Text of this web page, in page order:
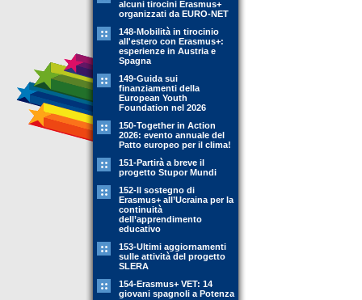
alcuni tirocini Erasmus+
organizzati da EURO-NET
148-Mobilità in tirocinio
all'estero con Erasmus+:
esperienze in Austria e
Spagna
149-Guida sui
finanziamenti della
European Youth
Foundation nel 2026
150-Together in Action
2026: evento annuale del
Patto europeo per il clima!
151-Partirà a breve il
progetto Stupor Mundi
152-Il sostegno di
Erasmus+ all’Ucraina per la
continuità
dell’apprendimento
educativo
153-Ultimi aggiornamenti
sulle attività del progetto
SLERA
154-Erasmus+ VET: 14
giovani spagnoli a Potenza